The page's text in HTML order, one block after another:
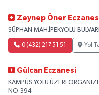
Zeynep Öner
SÜPHAN MAH.İPEKYOLU
0 (432) 217 51 51 Yol
Gülcan Eczanesi
KAMPÜS YOLU ÜZERİ
NO:394